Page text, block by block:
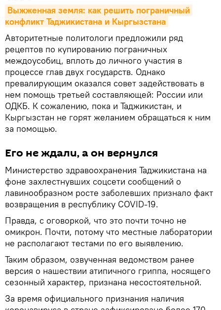
Выжженная земля: как решить пограничный
конфликт Таджикистана и Кыргызстана
Авторитетные политологи предложили ряд
рецептов по купированию пограничных
междоусобиц, вплоть до личного участия в
процессе глав двух государств. Однако
превалирующим оказался совет задействовать в
нем помощь третьей составляющей: России или
ОДКБ. К сожалению, пока и Таджикистан, и
Кыргызстан не горят желанием обращаться к ним
за помощью.
Его не ждали, а он вернулся
Министерство здравоохранения Таджикистана на
фоне захлестнувших соцсети сообщений о
лавинообразном росте заболевших признало факт
возвращения в республику COVID-19.
Правда, с оговоркой, что это почти точно не
омикрон. Почти, потому что местные лаборатории
не располагают тестами по его выявлению.
Таким образом, озвученная ведомством ранее
версия о нашествии атипичного гриппа, носящего
сезонный характер, признана несостоятельной.
За время официального признания наличия